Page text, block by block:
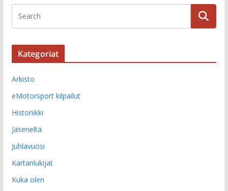
Kategoriat
Arkisto
eMotorsport kilpailut
Historiikki
Jäseneltä
Juhlavuosi
Kartanlukijat
Kuka olen